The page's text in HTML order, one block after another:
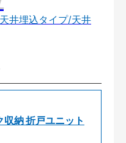
井埋込タイプ/天井
納 折戸ユニット